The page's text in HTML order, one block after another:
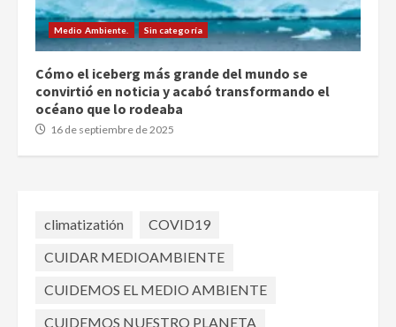
Medio Ambiente. Sin categoría
Cómo el iceberg más grande del mundo se
convirtió en noticia y acabó transformando el
océano que lo rodeaba
16 de septiembre de 2025
climatizatión
COVID19
CUIDAR MEDIOAMBIENTE
CUIDEMOS EL MEDIO AMBIENTE
CUIDEMOS NUESTRO PLANETA